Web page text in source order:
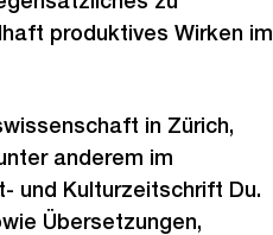
produktives Wirken im
in Zürich,
anderem im
und Kulturzeitschrift Du.
Übersetzungen,